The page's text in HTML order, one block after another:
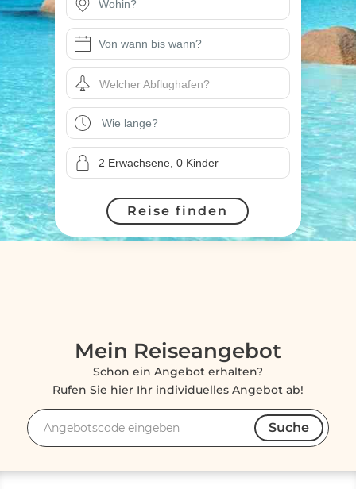
Welcher Abflughafen?
Reise finden
Mein Reiseangebot
Schon ein Angebot erhalten?
Rufen Sie hier Ihr individuelles Angebot ab!
Angebotscode
Suche